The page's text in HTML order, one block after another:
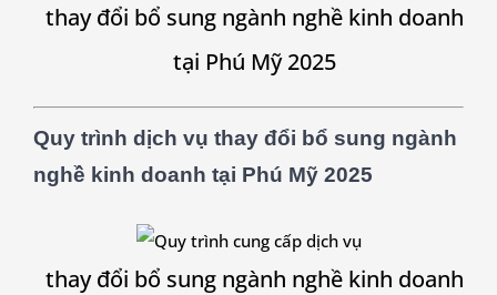
thay đổi bổ sung ngành nghề kinh doanh
tại Phú Mỹ 2025
Quy trình dịch vụ thay đổi bổ sung ngành
nghề kinh doanh tại Phú Mỹ 2025
thay đổi bổ sung ngành nghề kinh doanh